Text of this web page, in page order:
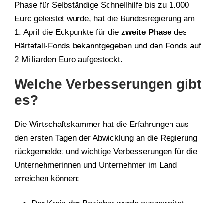
Phase für Selbständige Schnellhilfe bis zu 1.000
Euro geleistet wurde, hat die Bundesregierung am
1. April die Eckpunkte für die zweite Phase des
Härtefall-Fonds bekanntgegeben und den Fonds auf
2 Milliarden Euro aufgestockt.
Welche Verbesserungen gibt
es?
Die Wirtschaftskammer hat die Erfahrungen aus
den ersten Tagen der Abwicklung an die Regierung
rückgemeldet und wichtige Verbesserungen für die
Unternehmerinnen und Unternehmer im Land
erreichen können: